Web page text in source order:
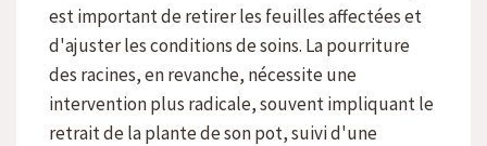
est important de retirer les feuilles affectées et
d'ajuster les conditions de soins. La pourriture
des racines, en revanche, nécessite une
intervention plus radicale, souvent impliquant le
retrait de la plante de son pot, suivi d'une